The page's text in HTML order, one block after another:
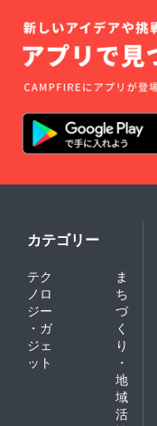
カテゴリー
テク
ノロ
ジー
・ガ
ジェ
ット
ま
ち
づ
く
り
・
地
域
活